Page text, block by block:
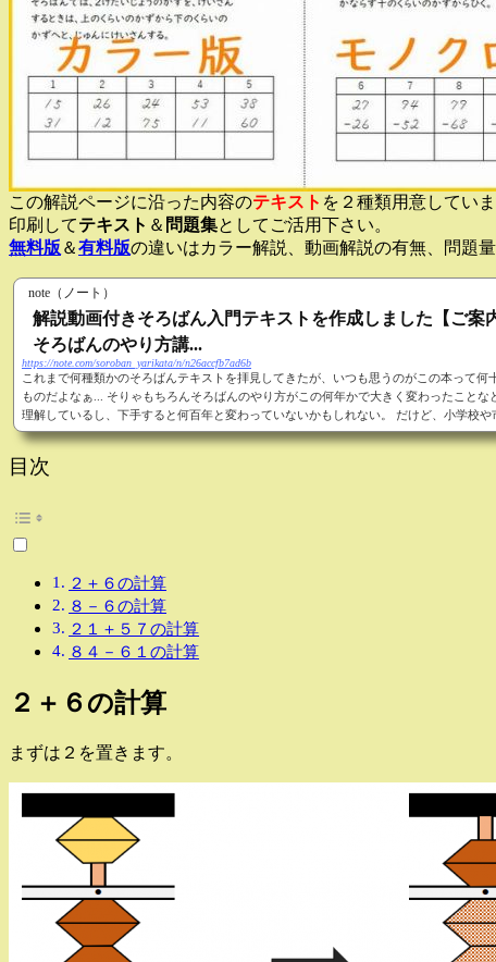
この解説ページに沿った内容のテキスト を２種類用意していま
印刷してテキスト ＆ 問題集としてご活用下さい。
無料版 ＆有料版の違いはカラー解説、動画解説の有無、問題量
note（ノート）
解説動画付きそろばん入門テキストを作成しました【ご案
そろばんのやり方講...
https://note.com/soroban_yarikata/n/n26accfb7ad6b
これまで何種類かのそろばんテキストを拝見してきたが、いつも思うのがこの本って何
ものだよなぁ... そりゃもちろんそろばんのやり方がこの何年かで大きく変わったことな
理解しているし、下手すると何百年と変わっていないかもしれない。 だけど、小学校や
習教材が時代と共により分かりやすく変化しているのに対し、そろばんのテキストを見
に...。 テキスト内でよく一円玉と五円玉のイラストを使っ...
目次
２＋６の計算
８－６の計算
２１＋５７の計算
８４－６１の計算
２＋６の計算
まずは２を置きます。